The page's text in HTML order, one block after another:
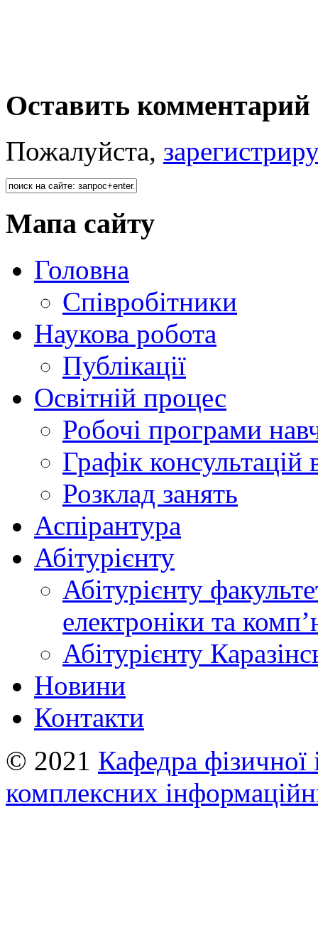
Оставить комментарий
Пожалуйста,
Мапа сайту
Головна
Співробітники
Наукова робота
Публікації
Освітній процес
Робочі програми
Графік консультацій
Розклад занять
Аспірантура
Абітурієнту
Абітурієнту
електроніки та
Абітурієнту
Новини
Контакти
© 2021 Кафедра фізичної
комплексних